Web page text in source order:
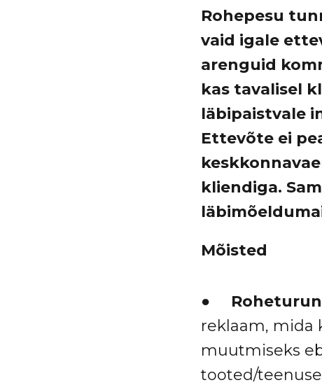
Rohepesu
vaid igale
arenguid
kas tavalisel
läbipaistvale
Ettevõte ei
kliendiga.
Mõisted
●
reklaam, mida
muutmiseks
tooted/